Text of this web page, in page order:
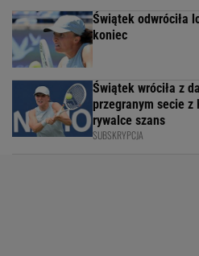
Świątek odwróciła
koniec
Świątek wróciła z
przegranym secie z
rywalce szans
SUBSKRYPCJA